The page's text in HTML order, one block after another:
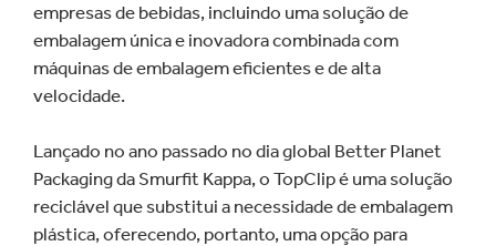
empresas de bebidas, incluindo uma solução de
embalagem única e inovadora combinada com
máquinas de embalagem eficientes e de alta
velocidade.
Lançado no ano passado no dia global Better Planet
Packaging da Smurfit Kappa, o TopClip é uma solução
reciclável que substitui a necessidade de embalagem
plástica, oferecendo, portanto, uma opção para